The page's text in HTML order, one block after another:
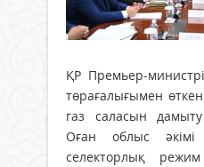
ҚР Премьер-
төрағалығымен
газ саласын
Оған облыс
селекторлық